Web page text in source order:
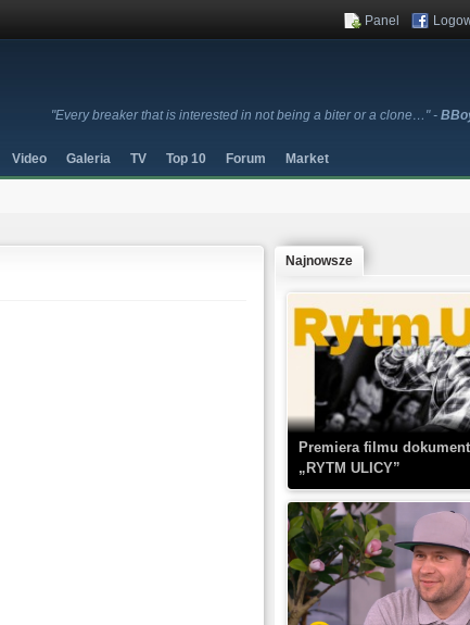
"Every breaker that is interested in not being a biter or a clone…" -
Panel
Video Galeria TV Top 10 Forum Market
Najnowsze
Premiera filmu
„RYTM ULICY”